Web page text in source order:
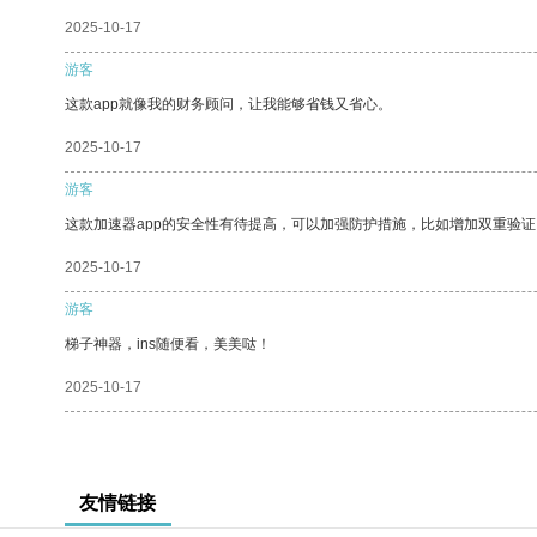
2025-10-17
游客
这款app就像我的财务顾问，让我能够省钱又省心。
2025-10-17
游客
这款加速器app的安全性有待提高，可以加强防护措施，比如增加双重验
2025-10-17
游客
梯子神器，ins随便看，美美哒！
2025-10-17
友情链接